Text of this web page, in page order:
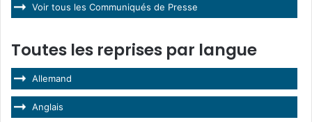
Voir tous les Communiqués de Presse
Toutes les reprises par langue
Allemand
Anglais